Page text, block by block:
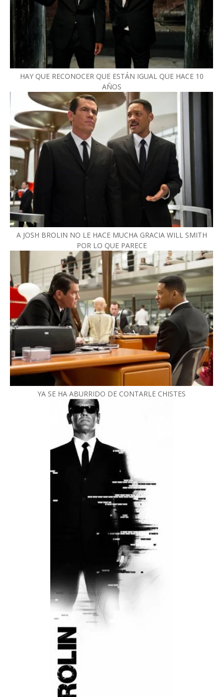
HAY QUE RECONOCER QUE ESTÁN IGUAL QUE HACE 10
AÑOS
A JOSH BROLIN NO LE HACE MUCHA GRACIA WILL SMITH
POR LO QUE PARECE
YA SE HA ABURRIDO DE CONTARLE CHISTES